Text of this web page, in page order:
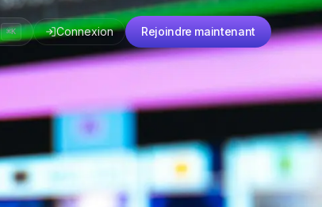
⌘K Connexion Rejoindre maintenant